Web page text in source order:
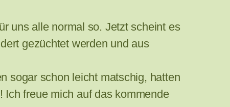
uns alle normal so. Jetzt scheint es
gezüchtet werden und aus
sogar schon leicht matschig, hatten
freue mich auf das kommende